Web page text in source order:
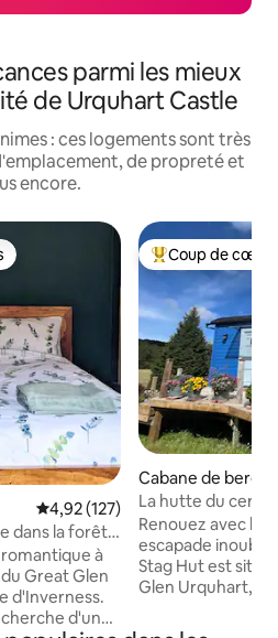
parmi les mieux
de Urquhart Castle
: ces logements sont très
de propreté et
encore.
Évaluation moyenne sur la
4,92 (127)
dans la forêt
à
Great Glen
d'Inverness.
d'un
Coups de cœur
Coup de cœur
Cabane de
adrochit
La hutte du cerf
Renouez avec la
escapade
Stag Hut est
Glen Urquhart,
promenades et